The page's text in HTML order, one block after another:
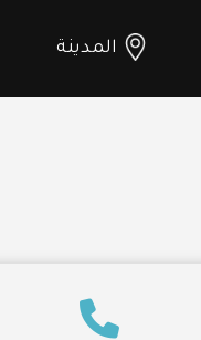
المدينة